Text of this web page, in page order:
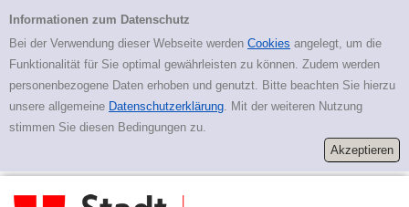
Erweiterte Suche
Informationen zum Datenschutz
Bei der Verwendung dieser Webseite werden Cookies angelegt, um die
Funktionalität für Sie optimal gewährleisten zu können. Zudem werden
personenbezogene Daten erhoben und genutzt. Bitte beachten Sie hierzu
unsere allgemeine Datenschutzerklärung. Mit der weiteren Nutzung
stimmen Sie diesen Bedingungen zu.